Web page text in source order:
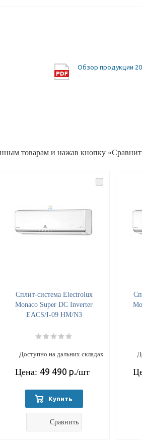
Обзор продукции
товарам и нажав кнопку
Cплит-система Electrolux
Monaco Super DC Inverter
EACS/I-09 HM/N3
Доступно на дальних складах
Цена: 49 490 р./шт
Купить
Сравнить